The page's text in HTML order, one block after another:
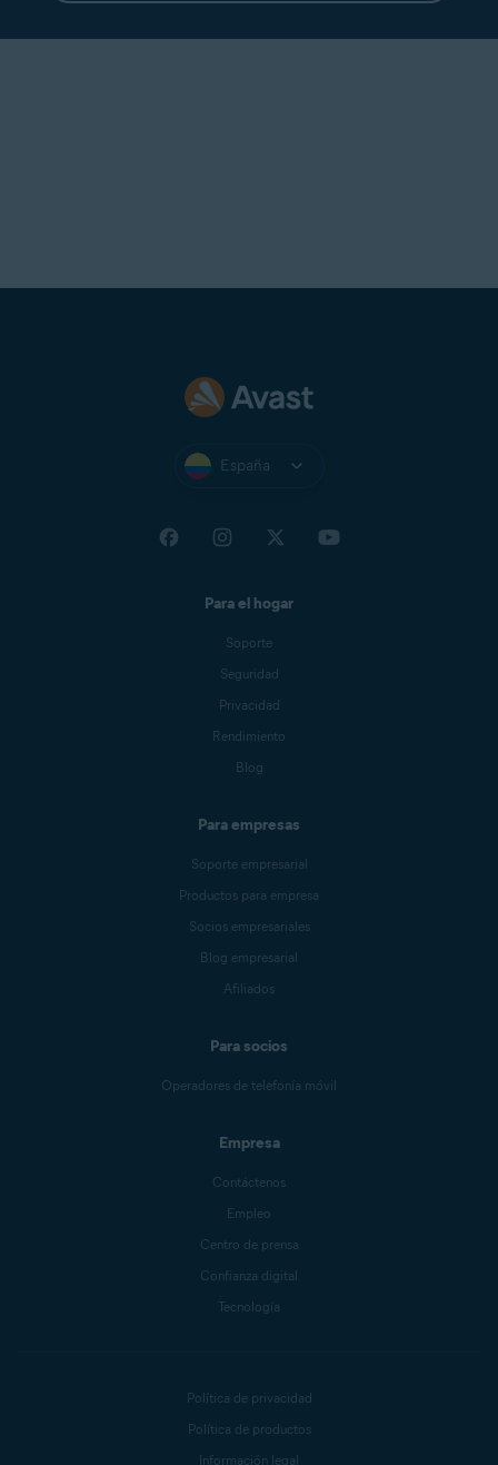
España
Para el hogar
Soporte
Seguridad
Privacidad
Rendimiento
Blog
Para empresas
Soporte empresarial
Productos para empresa
Socios empresariales
Blog empresarial
Afiliados
Para socios
Operadores de telefonía móvil
Empresa
Contáctenos
Empleo
Centro de prensa
Confianza digital
Tecnología
Política de privacidad
Política de productos
Información legal